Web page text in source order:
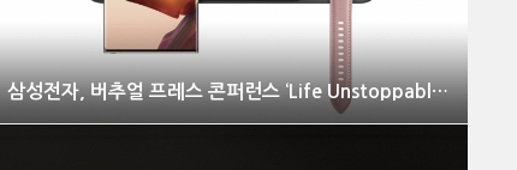
삼성전자, 버추얼 프레스 콘퍼런스 ‘Life Unstoppable’ 개최